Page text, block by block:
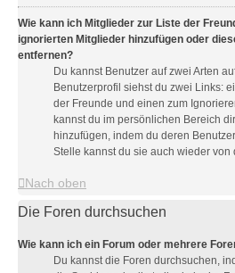
Wie kann ich Mitglieder zur Liste der
ignorierten Mitglieder hinzufügen oder
entfernen?
Du kannst Benutzer auf zwei Arten
Benutzerprofil siehst du zwei Links:
der Freunde und einen zum
kannst du im persönlichen Bereich
hinzufügen, indem du deren
Stelle kannst du sie auch wieder von
Nach oben
Die Foren durchsuchen
Wie kann ich ein Forum oder mehrere
Du kannst die Foren durchsuchen,